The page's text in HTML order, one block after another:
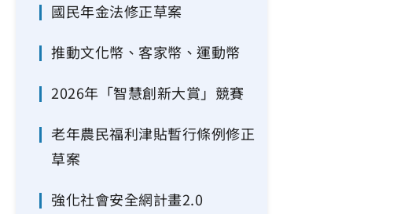
國民年金法修正草案
推動文化幣、客家幣、運動幣
2026年「智慧創新大賞」競賽
老年農民福利津貼暫行條例修正
草案
強化社會安全網計畫2.0